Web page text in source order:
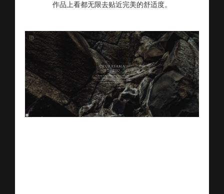
作品上看都无限去贴近完美的舒适度。